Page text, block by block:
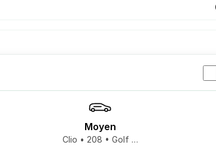
Moyen
Clio • 208 • Golf …